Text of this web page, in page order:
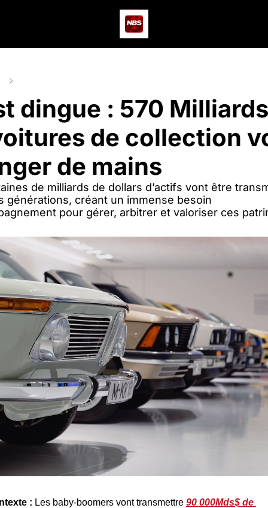
dingue : 570
de collection
de mains
de milliards de dollars d’actifs vont être
générations, créant un immense besoin
pour gérer, arbitrer et valoriser ces
: Les baby-boomers vont transmettre 90 000Mds$ de